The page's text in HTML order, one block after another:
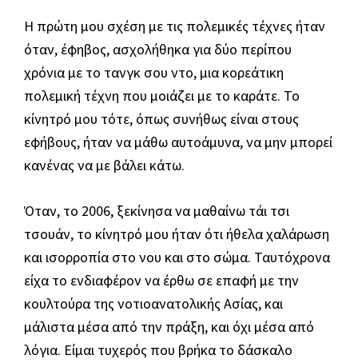
Η πρώτη μου σχέση με τις πολεμικές τέχνες ήταν
όταν, έφηβος, ασχολήθηκα για δύο περίπου
χρόνια με το τανγκ σου ντο, μια κορεάτικη
πολεμική τέχνη που μοιάζει με το καράτε. Το
κίνητρό μου τότε, όπως συνήθως είναι στους
εφήβους, ήταν να μάθω αυτοάμυνα, να μην μπορεί
κανένας να με βάλει κάτω.
Όταν, το 2006, ξεκίνησα να μαθαίνω τάι τσι
τσουάν, το κίνητρό μου ήταν ότι ήθελα χαλάρωση
και ισορροπία στο νου και στο σώμα. Ταυτόχρονα
είχα το ενδιαφέρον να έρθω σε επαφή με την
κουλτούρα της νοτιοανατολικής Ασίας, και
μάλιστα μέσα από την πράξη, και όχι μέσα από
λόγια. Είμαι τυχερός που βρήκα το δάσκαλο